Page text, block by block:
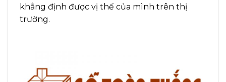
khẳng định được vị thế của mình trên thị
trường.